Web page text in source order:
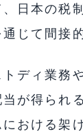
日本の税
通じて間接
トディ業務
が得られ
おける架